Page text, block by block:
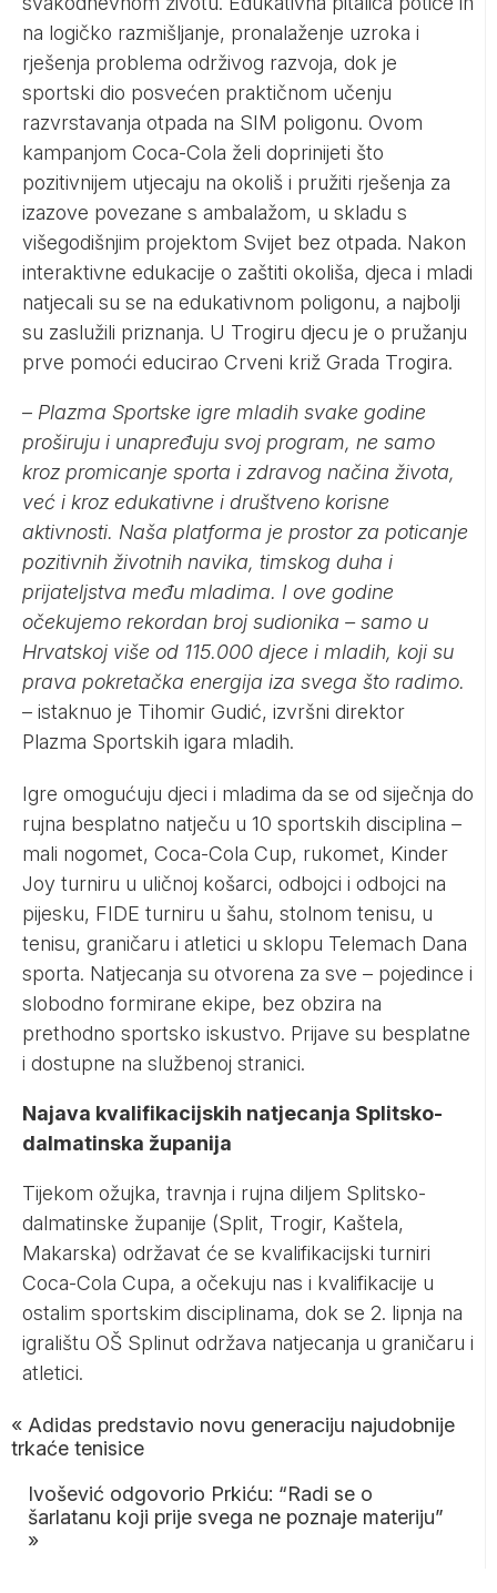
na logičko razmišljanje, pronalaženje uzroka i
rješenja problema održivog razvoja, dok je
sportski dio posvećen praktičnom učenju
razvrstavanja otpada na SIM poligonu. Ovom
kampanjom Coca-Cola želi doprinijeti što
pozitivnijem utjecaju na okoliš i pružiti rješenja za
izazove povezane s ambalažom, u skladu s
višegodišnjim projektom Svijet bez otpada. Nakon
interaktivne edukacije o zaštiti okoliša, djeca i mladi
natjecali su se na edukativnom poligonu, a najbolji
su zaslužili priznanja. U Trogiru djecu je o pružanju
prve pomoći educirao Crveni križ Grada Trogira.
– Plazma Sportske igre mladih svake godine
proširuju i unapređuju svoj program, ne samo
kroz promicanje sporta i zdravog načina života,
već i kroz edukativne i društveno korisne
aktivnosti. Naša platforma je prostor za poticanje
pozitivnih životnih navika, timskog duha i
prijateljstva među mladima. I ove godine
očekujemo rekordan broj sudionika – samo u
Hrvatskoj više od 115.000 djece i mladih, koji su
prava pokretačka energija iza svega što radimo.
– istaknuo je Tihomir Gudić, izvršni direktor
Plazma Sportskih igara mladih.
Igre omogućuju djeci i mladima da se od siječnja do
rujna besplatno natječu u 10 sportskih disciplina –
mali nogomet, Coca-Cola Cup, rukomet, Kinder
Joy turniru u uličnoj košarci, odbojci i odbojci na
pijesku, FIDE turniru u šahu, stolnom tenisu, u
tenisu, graničaru i atletici u sklopu Telemach Dana
sporta. Natjecanja su otvorena za sve – pojedince i
slobodno formirane ekipe, bez obzira na
prethodno sportsko iskustvo. Prijave su besplatne
i dostupne na službenoj stranici.
Najava kvalifikacijskih natjecanja Splitsko-
dalmatinska županija
Tijekom ožujka, travnja i rujna diljem Splitsko-
dalmatinske županije (Split, Trogir, Kaštela,
Makarska) održavat će se kvalifikacijski turniri
Coca-Cola Cupa, a očekuju nas i kvalifikacije u
ostalim sportskim disciplinama, dok se 2. lipnja na
igralištu OŠ Splinut održava natjecanja u graničaru i
atletici.
« Adidas predstavio novu generaciju najudobnije
trkaće tenisice
Ivošević odgovorio Prkiću: “Radi se o
šarlatanu koji prije svega ne poznaje materiju”
»